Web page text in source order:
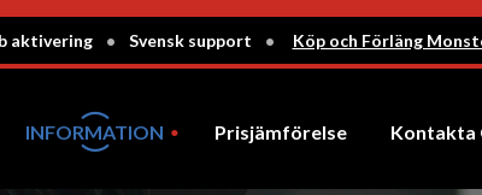
aktivering • Svensk support • Köp och Förläng
INFORMATION Prisjämförelse Kontakta